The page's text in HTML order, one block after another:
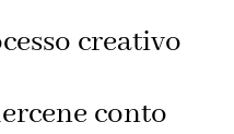
creativo
conto